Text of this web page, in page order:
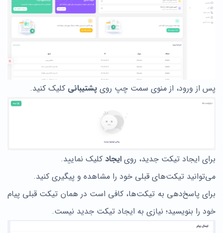
پس از ورود، از منوی سمت چپ روی پشتیبانی کلیک کنید.
برای ایجاد تیکت جدید، روی ایجاد کلیک نمایید.
می‌توانید تیکت‌های قبلی خود را مشاهده و پیگیری کنید.
برای پاسخ‌دهی به تیکت‌ها، کافی است در همان تیکت قبلی پیام
خود را بنویسید؛ نیازی به ایجاد تیکت جدید نیست.